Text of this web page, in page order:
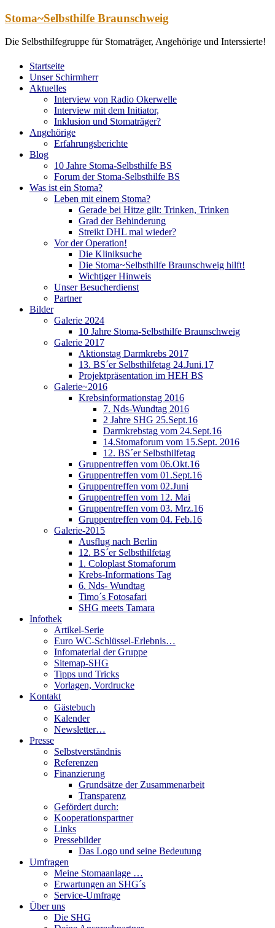
Zum
springen
Stoma~Selbsthilfe Braunschweig
Die Selbsthilfegruppe für Stomaträger, Angehörige und Interssierte!
Startseite
Unser Schirmherr
Aktuelles
Interview von Radio Okerwelle
Interview mit dem Initiator,
Inklusion und Stomaträger?
Angehörige
Erfahrungsberichte
Blog
10 Jahre Stoma-Selbsthilfe BS
Forum der Stoma-Selbsthilfe BS
Was ist ein Stoma?
Leben mit einem Stoma?
Gerade bei Hitze gilt: Trinken, Trinken
Grad der Behinderung
Streikt DHL mal wieder?
Vor der Operation!
Die Kliniksuche
Die Stoma~Selbsthilfe Braunschweig hilft!
Wichtiger Hinweis
Unser Besucherdienst
Partner
Bilder
Galerie 2024
10 Jahre Stoma-Selbsthilfe Braunschweig
Galerie 2017
Aktionstag Darmkrebs 2017
13. BS´er Selbsthilfetag 24.Juni.17
Projektpräsentation im HEH BS
Galerie~2016
Krebsinformationstag 2016
7. Nds-Wundtag 2016
2 Jahre SHG 25.Sept.16
Darmkrebstag vom 24.Sept.16
14.Stomaforum vom 15.Sept. 2016
12. BS´er Selbsthilfetag
Gruppentreffen vom 06.Okt.16
Gruppentreffen vom 01.Sept.16
Gruppentreffen vom 02.Juni
Gruppentreffen vom 12. Mai
Gruppentreffen vom 03. Mrz.16
Gruppentreffen vom 04. Feb.16
Galerie-2015
Ausflug nach Berlin
12. BS´er Selbsthilfetag
1. Coloplast Stomaforum
Krebs-Informations Tag
6. Nds- Wundtag
Timo´s Fotosafari
SHG meets Tamara
Infothek
Artikel-Serie
Euro WC-Schlüssel-Erlebnis…
Infomaterial der Gruppe
Sitemap-SHG
Tipps und Tricks
Vorlagen, Vordrucke
Kontakt
Gästebuch
Kalender
Newsletter…
Presse
Selbstverständnis
Referenzen
Finanzierung
Grundsätze der Zusammenarbeit
Transparenz
Gefördert durch:
Kooperationspartner
Links
Pressebilder
Das Logo und seine Bedeutung
Umfragen
Meine Stomaanlage …
Erwartungen an SHG´s
Service-Umfrage
Über uns
Die SHG